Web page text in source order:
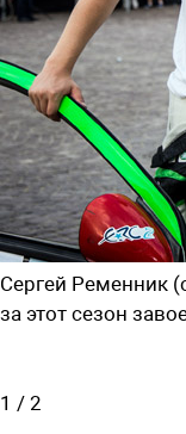
Сергей Ременник
за этот сезон
1 / 2